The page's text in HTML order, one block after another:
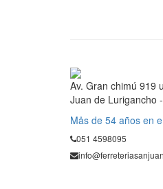
Av. Gran chimú 919
Juan de Lurigancho
Mås de 54 años en
051 4598095